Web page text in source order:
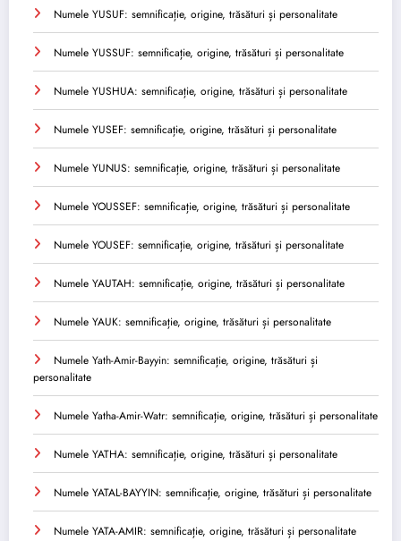
Numele YUSUF: semnificație, origine, trăsături și personalitate
Numele YUSSUF: semnificație, origine, trăsături și personalitate
Numele YUSHUA: semnificație, origine, trăsături și personalitate
Numele YUSEF: semnificație, origine, trăsături și personalitate
Numele YUNUS: semnificație, origine, trăsături și personalitate
Numele YOUSSEF: semnificație, origine, trăsături și personalitate
Numele YOUSEF: semnificație, origine, trăsături și personalitate
Numele YAUTAH: semnificație, origine, trăsături și personalitate
Numele YAUK: semnificație, origine, trăsături și personalitate
Numele Yath-Amir-Bayyin: semnificație, origine, trăsături și
personalitate
Numele Yatha-Amir-Watr: semnificație, origine, trăsături și personalitate
Numele YATHA: semnificație, origine, trăsături și personalitate
Numele YATAL-BAYYIN: semnificație, origine, trăsături și personalitate
Numele YATA-AMIR: semnificație, origine, trăsături și personalitate